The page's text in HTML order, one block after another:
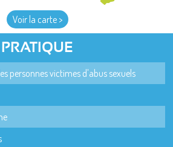
Voir la carte >
PRATIQUE
personnes victimes d'abus sexuels